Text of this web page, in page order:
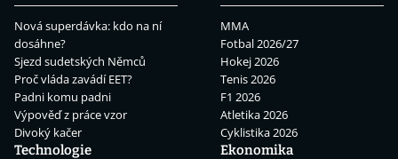
Nová superdávka: kdo na ní
dosáhne?
Sjezd sudetských Němců
Proč vláda zavádí EET?
Padni komu padni
Výpověď z práce vzor
Divoký kačer
MMA
Fotbal 2026/27
Hokej 2026
Tenis 2026
F1 2026
Atletika 2026
Cyklistika 2026
Technologie
Ekonomika